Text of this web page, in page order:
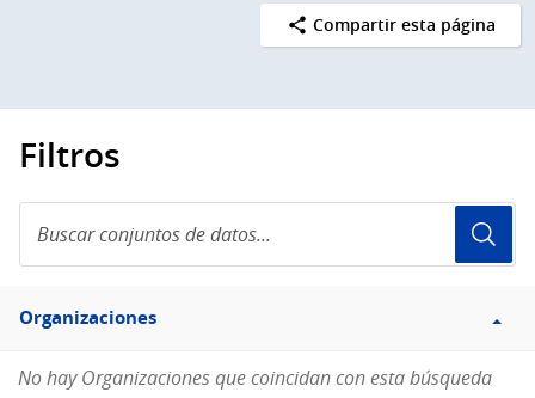
Compartir esta página
Filtros
conjuntos
de
Filtro
Organizaciones
Organizaciones
No hay Organizaciones que coincidan con esta búsqueda